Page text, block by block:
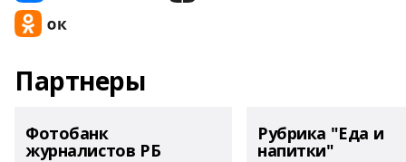
Партнеры
Фотобанк
журналистов РБ
Рубрика "Еда и
напитки"